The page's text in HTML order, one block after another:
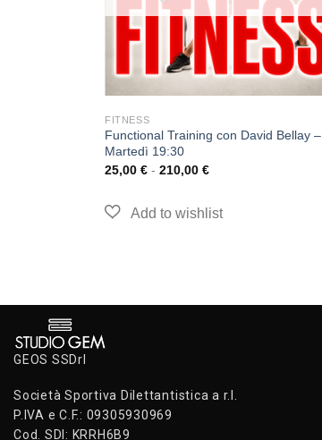
FITNESS
Functional Training con David Bellay –
Martedì 19:30
25,00€ - 210,00€
GEOS SSDrl
Società Sportiva Dilettantistica a r.l.
P.IVA e C.F.: 09305930969
Cod. SDI: KRRH6B9